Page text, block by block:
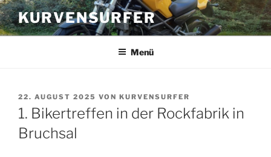
Zum
Inhalt
springen
KURVENSURFER
Menü
VERÖFFENTLICHT
AM
22. AUGUST 2025 VON KURVENSURFER
1. Bikertreffen in der Rockfabrik in
Bruchsal